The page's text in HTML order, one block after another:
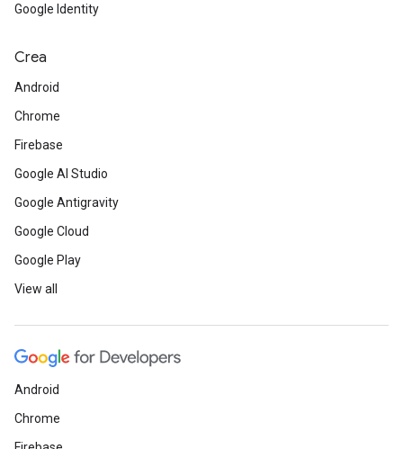
Google Identity
Crea
Android
Chrome
Firebase
Google AI Studio
Google Antigravity
Google Cloud
Google Play
View all
Android
Chrome